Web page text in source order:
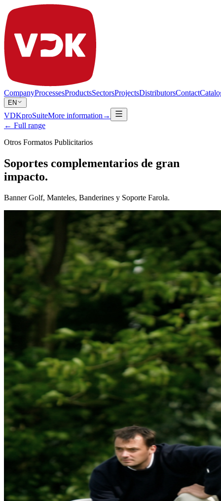
CompanyProcessesProductsSectorsProjectsDistributorsContact
EN
VDKproSuiteMore information →
← Full range
Otros Formatos Publicitarios
Soportes complementarios de gran
impacto.
Banner Golf, Manteles, Banderines y Soporte Farola.